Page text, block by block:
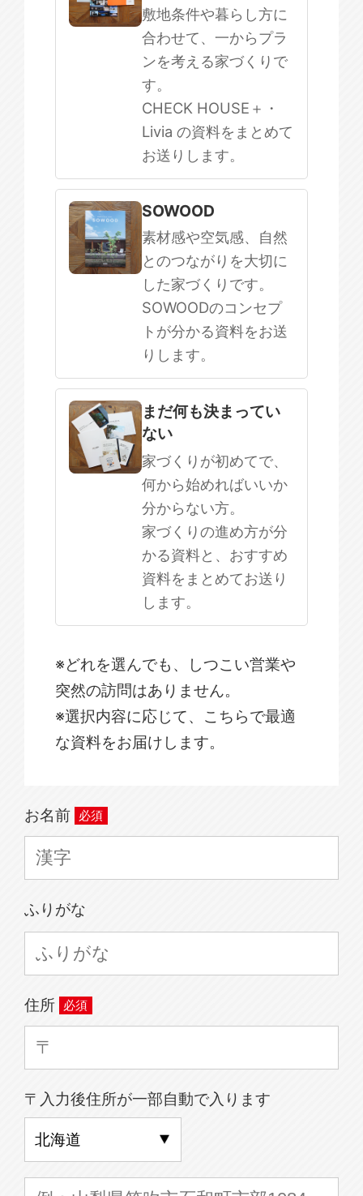
敷地条件や暮らし方に
合わせて、一からプラ
ンを考える家づくりで
す。
CHECK HOUSE＋・
Livia の資料をまとめて
お送りします。
SOWOOD
素材感や空気感、自然
とのつながりを大切に
した家づくりです。
SOWOODのコンセプ
トが分かる資料をお送
りします。
まだ何も決まってい
ない
家づくりが初めてで、
何から始めればいいか
分からない方。
家づくりの進め方が分
かる資料と、おすすめ
資料をまとめてお送り
します。
※どれを選んでも、しつこい営業や
突然の訪問はありません。
※選択内容に応じて、こちらで最適
な資料をお届けします。
お名前
ふりがな
住所
〒入力後住所が一部自動で入ります